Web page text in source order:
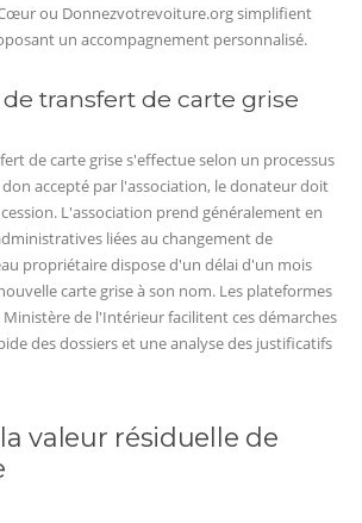
ou Donnezvotrevoiture.org simplifient
un accompagnement personnalisé.
transfert de carte grise
de carte grise s'effectue selon un processus
accepté par l'association, le donateur doit
L'association prend généralement en
liées au changement de
propriétaire dispose d'un délai d'un mois
carte grise à son nom. Les plateformes
Ministère de l'Intérieur facilitent ces démarches
des dossiers et une analyse des justificatifs
valeur résiduelle de